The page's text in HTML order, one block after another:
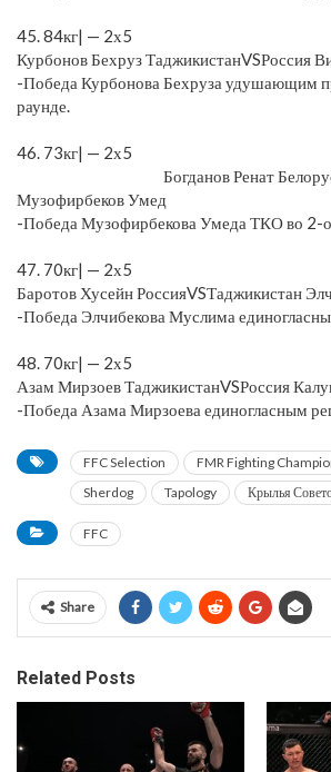
45. 84кг| — 2х5
Курбонов Бехруз ТаджикистанVSРоссия
-Победа Курбонова Бехруза удушающим
раунде.
46. 73кг|
Богданов Ренат
Музофирбеков Умед
-Победа Музофирбекова Умеда ТКО во 2-
47. 70кг| — 2х5
Баротов Хусейн РоссияVSТаджикистан
-Победа Элчибекова Муслима
48. 70кг| — 2х5
Азам Мирзоев ТаджикистанVSРоссия
-Победа Азама Мирзоева единогласным
FFC Selection FMR Fighting
Sherdog
Tapology Крылья
FFC
Share
Related Posts